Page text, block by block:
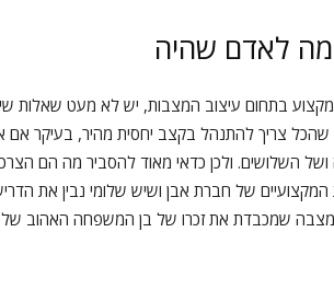
לאדם שהיה
בתחום עיצוב המצבות, יש לא מעט שאלות
צריך להתנהל בקצב יחסית מהיר, בעיקר אם
השלושים. ולכן כדאי מאוד להסביר מה הם
המקצועיים של חברת אבן ושיש שלומי נבין את
שמכבדת את זכרו של בן המשפחה האהוב